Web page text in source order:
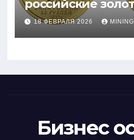
российские
монеты:
руководство
18 ФЕВРАЛЯ 2026
Бизнес